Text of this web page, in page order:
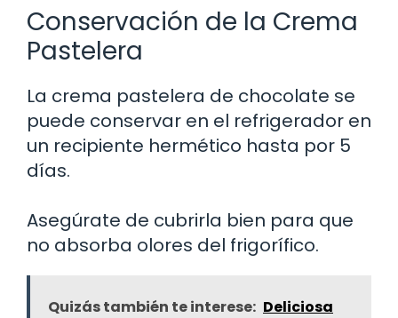
Conservación de la Crema
Pastelera
La crema pastelera de chocolate se
puede conservar en el refrigerador en
un recipiente hermético hasta por 5
días.
Asegúrate de cubrirla bien para que
no absorba olores del frigorífico.
Quizás también te interese: Deliciosa